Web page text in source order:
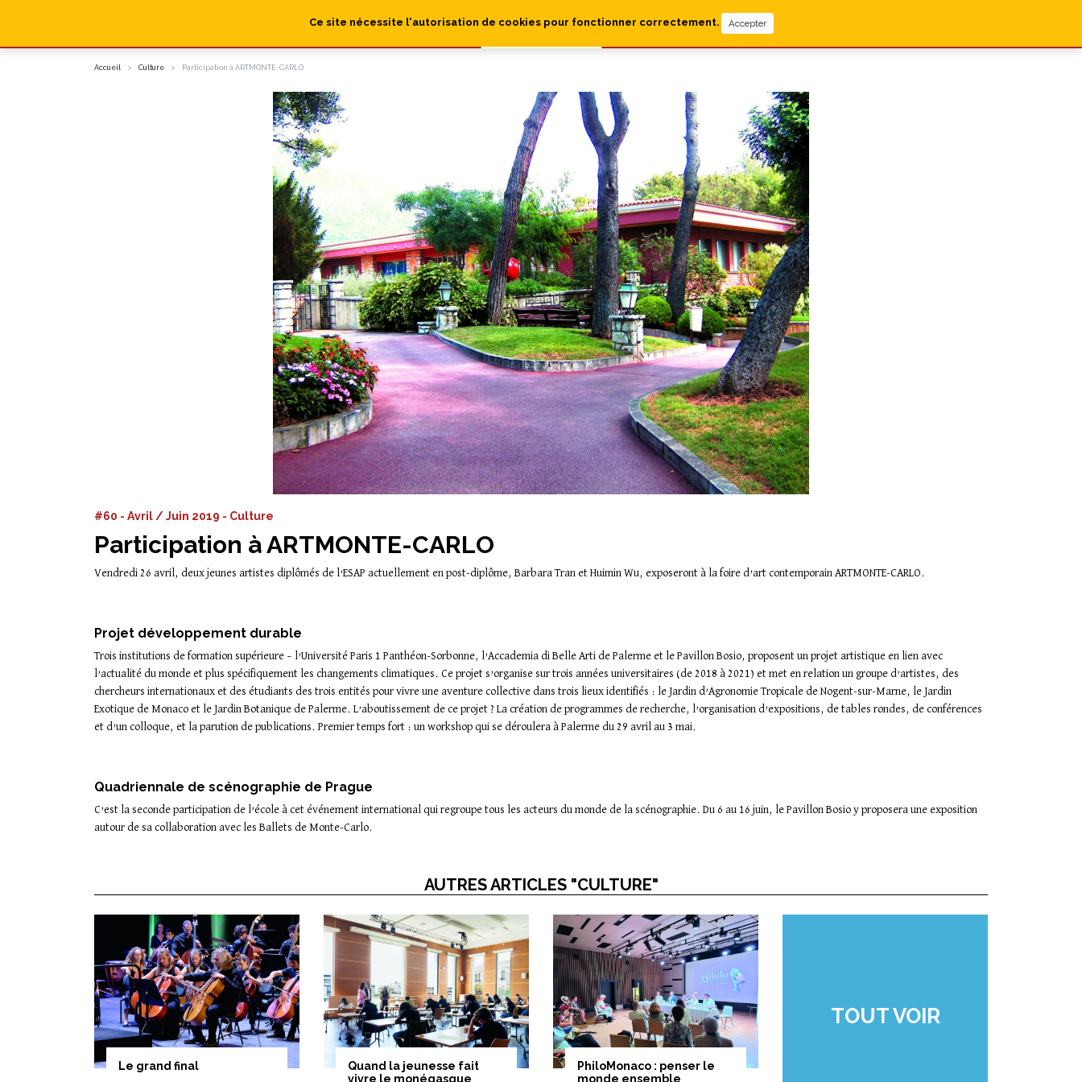
Accueil Culture Participation à ARTMONTE-CARLO
#60 - Avril / Juin 2019 - Culture
Participation à ARTMONTE-CARLO
Vendredi 26 avril, deux jeunes artistes diplômés de l’ESAP actuellement en post-diplôme, Barbara Tran et Huimin Wu, exposeront à la foire d’art contemporain ARTMONTE-CARLO.
Projet développement durable
Trois institutions de formation supérieure – l’Université Paris 1 Panthéon-Sorbonne, l’Accademia di Belle Arti de Palerme et le Pavillon Bosio, proposent un projet artistique en lien avec
l’actualité du monde et plus spécifiquement les changements climatiques. Ce projet s’organise sur trois années universitaires (de 2018 à 2021) et met en relation un groupe d’artistes, des
chercheurs internationaux et des étudiants des trois entités pour vivre une aventure collective dans trois lieux identifiés : le Jardin d’Agronomie Tropicale de Nogent-sur-Marne, le Jardin
Exotique de Monaco et le Jardin Botanique de Palerme. L’aboutissement de ce projet ? La création de programmes de recherche, l’organisation d’expositions, de tables rondes, de conférences
et d’un colloque, et la parution de publications. Premier temps fort : un workshop qui se déroulera à Palerme du 29 avril au 3 mai.
Quadriennale de scénographie de Prague
C’est la seconde participation de l’école à cet événement international qui regroupe tous les acteurs du monde de la scénographie. Du 6 au 16 juin, le Pavillon Bosio y proposera une exposition
autour de sa collaboration avec les Ballets de Monte-Carlo.
AUTRES ARTICLES "CULTURE"
Le grand final
Quand la jeunesse fait
vivre le monégasque
PhiloMonaco : penser le
monde ensemble
TOUT VOIR
Ce site nécessite l'autorisation de cookies pour fonctionner correctement. Accepter